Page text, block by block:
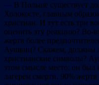
— В Польше существует
Холокосте, главным
христиан. И тут есть три
оценить эту реакцию? Во-
жертв более
Аушвиц? Скажем, должны
христианские символы?
этом смысле место: он
лагерем смерти, 90%